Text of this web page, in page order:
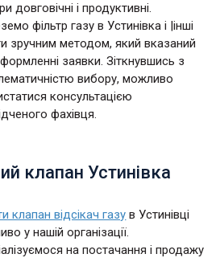
довговічні і продуктивні.
фільтр газу в Устинівка і |інші
зручним методом, який вказаний
заявки. Зіткнувшись з
вибору, можливо
консультацією
фахівця.
клапан Устинівка
клапан відсікач газу в Устинівці
у нашій організації.
на постачання і продажу